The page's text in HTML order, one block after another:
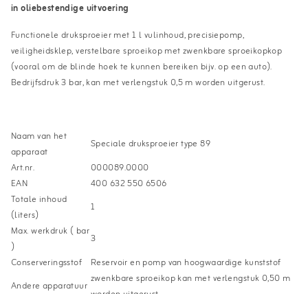
in oliebestendige uitvoering
Functionele druksproeier met 1 l vulinhoud, precisiepomp,
veiligheidsklep, verstelbare sproeikop met zwenkbare sproeikopkop
(vooral om de blinde hoek te kunnen bereiken bijv. op een auto).
Bedrijfsdruk 3 bar, kan met verlengstuk 0,5 m worden uitgerust.
Naam van het
apparaat
Speciale druksproeier type 89
Art.nr.
000089.0000
EAN
400 632 550 6506
Totale inhoud
(liters)
1
Max. werkdruk ( bar
)
3
Conserveringsstof
Reservoir en pomp van hoogwaardige kunststof
Andere apparatuur
zwenkbare sproeikop kan met verlengstuk 0,50 m